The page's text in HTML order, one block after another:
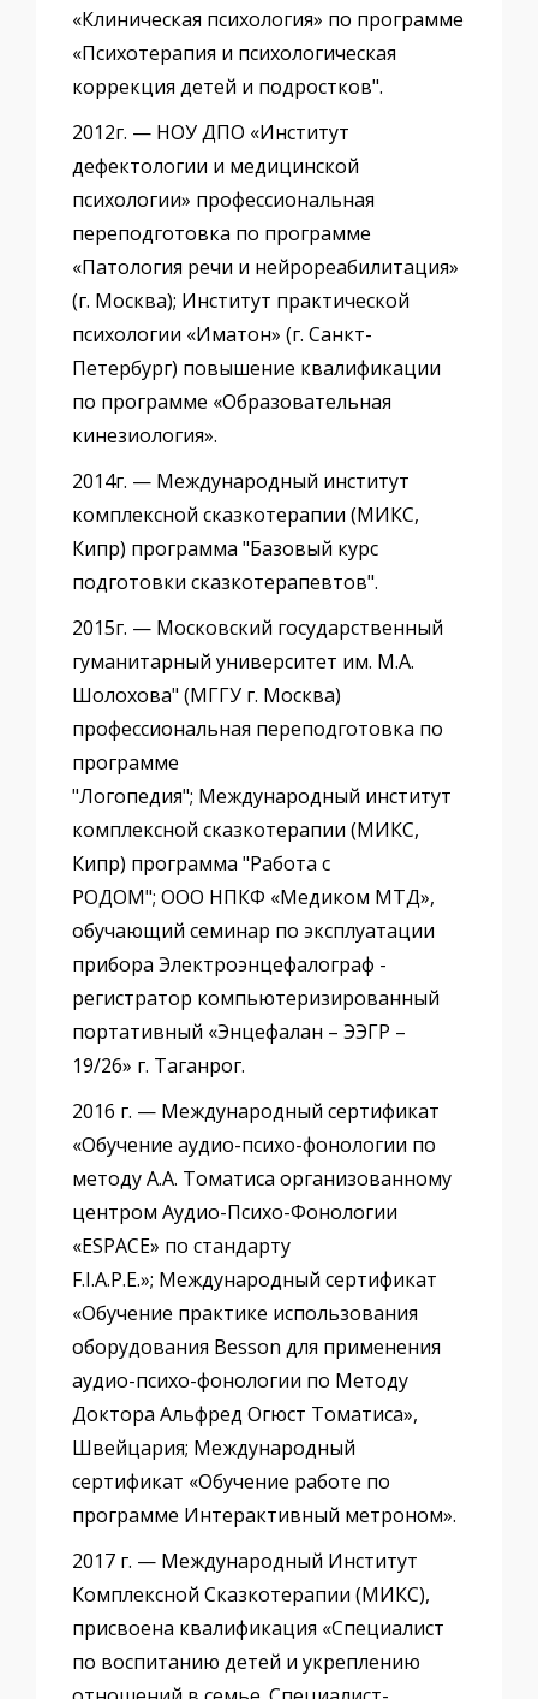
«Клиническая психология» по программе
«Психотерапия и психологическая
коррекция детей и подростков".
2012г. — НОУ ДПО «Институт
дефектологии и медицинской
психологии» профессиональная
переподготовка по программе
«Патология речи и нейрореабилитация»
(г. Москва); Институт практической
психологии «Иматон» (г. Санкт-
Петербург) повышение квалификации
по программе «Образовательная
кинезиология».
2014г. — Международный институт
комплексной сказкотерапии (МИКС,
Кипр) программа "Базовый курс
подготовки сказкотерапевтов".
2015г. — Московский государственный
гуманитарный университет им. М.А.
Шолохова" (МГГУ г. Москва)
профессиональная переподготовка по
программе
"Логопедия"; Международный институт
комплексной сказкотерапии (МИКС,
Кипр) программа "Работа с
РОДОМ"; ООО НПКФ «Медиком МТД»,
обучающий семинар по эксплуатации
прибора Электроэнцефалограф -
регистратор компьютеризированный
портативный «Энцефалан – ЭЭГР –
19/26» г. Таганрог.
2016 г. — Международный сертификат
«Обучение аудио-психо-фонологии по
методу А.А. Томатиса организованному
центром Аудио-Психо-Фонологии
«ЕSPACE» по стандарту
F.I.A.P.E.»; Международный сертификат
«Обучение практике использования
оборудования Besson для применения
аудио-психо-фонологии по Методу
Доктора Альфред Огюст Томатиса»,
Швейцария; Международный
сертификат «Обучение работе по
программе Интерактивный метроном».
2017 г. — Международный Институт
Комплексной Сказкотерапии (МИКС),
присвоена квалификация «Специалист
по воспитанию детей и укреплению